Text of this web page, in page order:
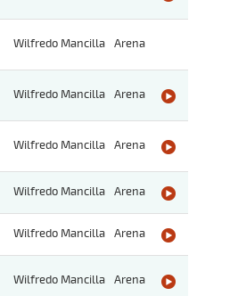
Wilfredo Mancilla Arena
Wilfredo Mancilla Arena
Wilfredo Mancilla Arena
Wilfredo Mancilla Arena
Wilfredo Mancilla Arena
Wilfredo Mancilla Arena